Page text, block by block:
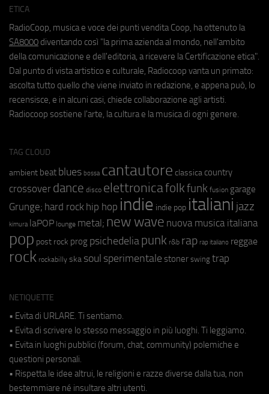
ETICA
RadioCoop, musica e voce dei punti vendita Coop, ha ottenuto la
SA8000 diventando così "la prima azienda al mondo, nell'ambito
della comunicazione e dell'editoria, a ricevere la Certificazione etica".
Dal punto di vista artistico e culturale, Radiocoop vanta un primato:
ascolta tutto quello che viene inviato in redazione, e appena può, lo
recensisce, e in alcuni casi, chiede collaborazione agli artisti.
Radiocoop sostiene l'arte, la cultura e la musica di ogni genere.
TAG CLOUD
ambient beat blues bossa cantautore classica country
crossover dance disco elettronicafolkfunk fusion garage
Grunge; hard rock hip hop indie indie pop italiani jazz
kimura laPOP lounge metal; new wave nuova musica italiana
pop post rock prog psichedeliapunk r&b rap rap italiano reggae
rock rockabilly ska soul sperimentale stoner swing trap
NETIQUETTE
• Evita di URLARE. Ti sentiamo.
• Evita di scrivere lo stesso messaggio in più luoghi. Ti leggiamo.
• Evita in luoghi pubblici (forum, chat, community) polemiche e
questioni personali.
• Rispetta le idee altrui, le religioni e razze diverse dalla tua, non
bestemmiare né insultare altri utenti.